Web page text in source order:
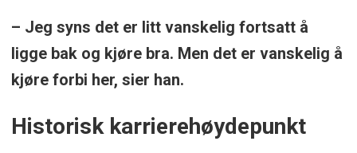
– Jeg syns det er litt vanskelig fortsatt å
ligge bak og kjøre bra. Men det er vanskelig å
kjøre forbi her, sier han.
Historisk karrierehøydepunkt